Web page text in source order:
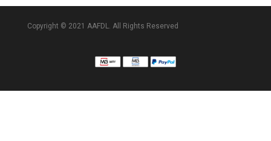
Copyright © 2021 AAFDL. All Rights Reserved